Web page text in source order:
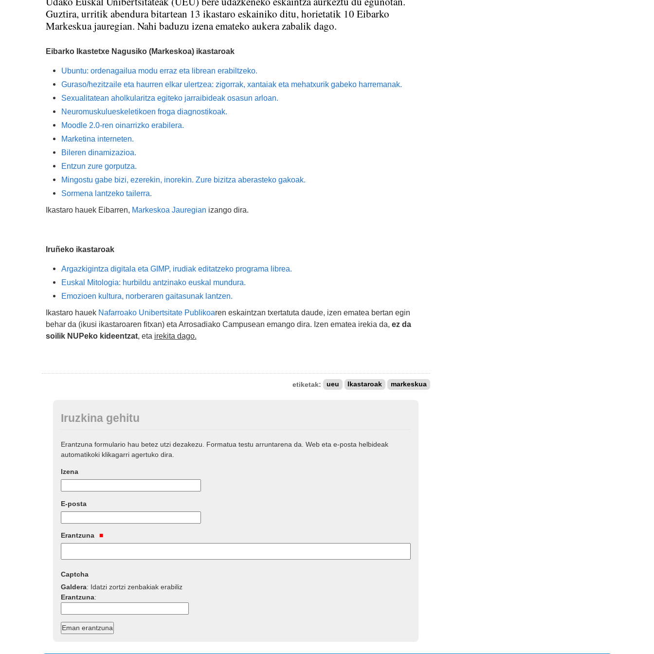
Guztira, urritik abendura bitartean 13 ikastaro eskainiko ditu, horietatik 10 Eibarko
Markeskua jauregian. Nahi baduzu izena emateko aukera zabalik dago.
Eibarko Ikastetxe Nagusiko (Markeskoa) ikastaroak
Ubuntu: ordenagailua modu erraz eta librean erabiltzeko.
Guraso/hezitzaile eta haurren elkar ulertzea: zigorrak, xantaiak eta mehatxurik gabeko harremanak.
Sexualitatean aholkularitza egiteko jarraibideak osasun arloan.
Neuromuskulueskeletikoen froga diagnostikoak.
Moodle 2.0-ren oinarrizko erabilera.
Marketina interneten.
Bileren dinamizazioa.
Entzun zure gorputza.
Mingostu gabe bizi, ezerekin, inorekin. Zure bizitza aberasteko gakoak.
Sormena lantzeko tailerra.
Ikastaro hauek Eibarren, Markeskoa Jauregian izango dira.
Iruñeko ikastaroak
Argazkigintza digitala eta GIMP, irudiak editatzeko programa librea.
Euskal Mitologia: hurbildu antzinako euskal mundura.
Emozioen kultura, norberaren gaitasunak lantzen.
Ikastaro hauek Nafarroako Unibertsitate Publikoaren eskaintzan txertatuta daude, izen ematea bertan egin
behar da (ikusi ikastaroaren fitxan) eta Arrosadiako Campusean emango dira. Izen ematea irekia da, ez da
soilik NUPeko kideentzat, eta irekita dago.
etiketak: ueu Ikastaroak markeskua
Iruzkina gehitu
Erantzuna formulario hau betez utzi dezakezu. Formatua testu arruntarena da. Web eta e-posta helbideak
automatikoki klikagarri agertuko dira.
Izena
E-posta
Erantzuna
Captcha
Galdera: Idatzi zortzi zenbakiak erabiliz
Erantzuna: